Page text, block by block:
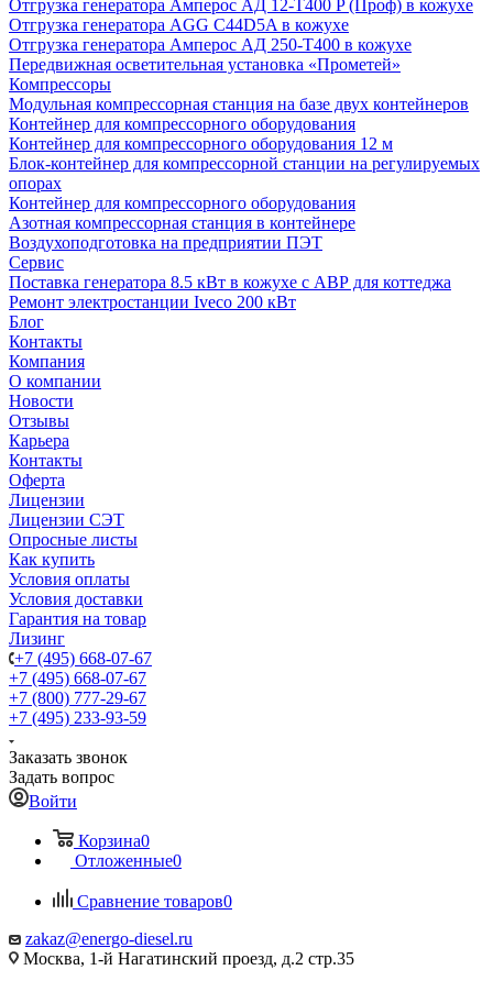
Отгрузка генератора Амперос АД 12-Т400 P (Проф) в кожухе
Отгрузка генератора AGG C44D5A в кожухе
Отгрузка генератора Амперос АД 250-Т400 в кожухе
Передвижная осветительная установка «Прометей»
Компрессоры
Модульная компрессорная станция на базе двух контейнеров
Контейнер для компрессорного оборудования
Контейнер для компрессорного оборудования 12 м
Блок-контейнер для компрессорной станции на регулируемых
опорах
Контейнер для компрессорного оборудования
Азотная компрессорная станция в контейнере
Воздухоподготовка на предприятии ПЭТ
Сервис
Поставка генератора 8.5 кВт в кожухе с АВР для коттеджа
Ремонт электростанции Iveco 200 кВт
Блог
Контакты
Компания
О компании
Новости
Отзывы
Карьера
Контакты
Оферта
Лицензии
Лицензии СЭТ
Опросные листы
Как купить
Условия оплаты
Условия доставки
Гарантия на товар
Лизинг
+7 (495) 668-07-67
+7 (495) 668-07-67
+7 (800) 777-29-67
+7 (495) 233-93-59
Заказать звонок
Задать вопрос
Войти
Корзина0
Отложенные0
Сравнение товаров0
zakaz@energo-diesel.ru
Москва, 1-й Нагатинский проезд, д.2 стр.35